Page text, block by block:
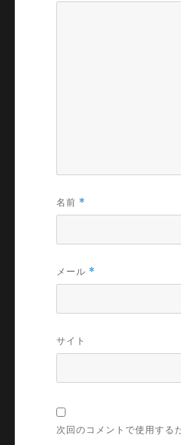
名前 *
メール *
サイト
次回のコメントで使用する